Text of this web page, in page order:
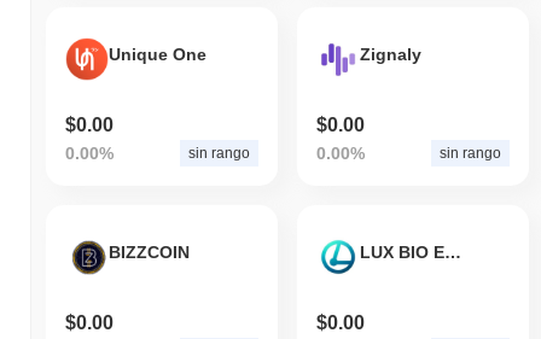
Unique One
$0.00
0.00% sin rango
Zignaly
$0.00
0.00% sin rango
BIZZCOIN
$0.00
LUX BIO EXCHANGE COIN
$0.00